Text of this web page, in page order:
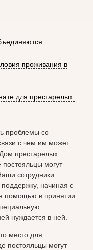
проживания в
для престарелых:
проблемы со
с чем им может
престарелых
постояльцы могут
сотрудники
начиная с
помощью в принятии
нуждается в ней.
место для
постояльцы могут